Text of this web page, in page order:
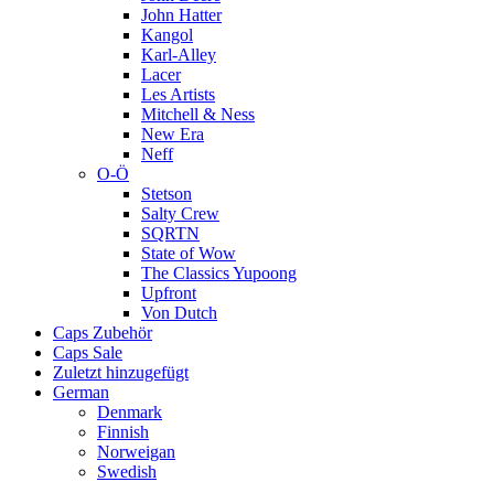
John Hatter
Kangol
Karl-Alley
Lacer
Les Artists
Mitchell & Ness
New Era
Neff
O-Ö
Stetson
Salty Crew
SQRTN
State of Wow
The Classics Yupoong
Upfront
Von Dutch
Caps Zubehör
Caps Sale
Zuletzt hinzugefügt
German
Denmark
Finnish
Norweigan
Swedish